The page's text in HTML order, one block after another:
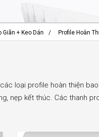
Giãn + Keo Dán Profile Hoàn
loại profile hoàn thiện
nẹp kết thúc. Các thanh